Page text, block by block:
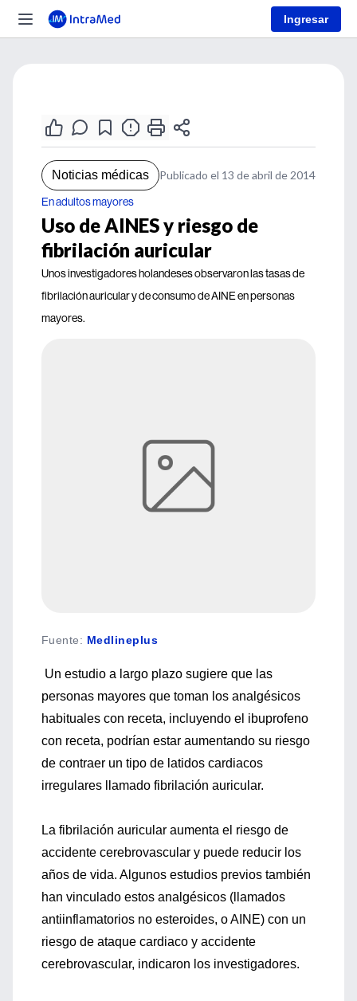
Ingresar
Noticias médicas Publicado el 13 de abril de 2014
En adultos mayores
Uso de AINES y riesgo de
fibrilación auricular
Unos investigadores holandeses observaron las tasas de
fibrilación auricular y de consumo de AINE en personas
mayores.
Fuente: Medlineplus
Un estudio a largo plazo sugiere que las
personas mayores que toman los analgésicos
habituales con receta, incluyendo el ibuprofeno
con receta, podrían estar aumentando su riesgo
de contraer un tipo de latidos cardiacos
irregulares llamado fibrilación auricular.
La fibrilación auricular aumenta el riesgo de
accidente cerebrovascular y puede reducir los
años de vida. Algunos estudios previos también
han vinculado estos analgésicos (llamados
antiinflamatorios no esteroides, o AINE) con un
riesgo de ataque cardiaco y accidente
cerebrovascular, indicaron los investigadores.